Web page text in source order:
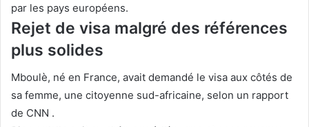
par les pays européens.
Rejet de visa malgré des références
plus solides
Mboulè, né en France, avait demandé le visa aux côtés de
sa femme, une citoyenne sud-africaine, selon un rapport
de CNN .